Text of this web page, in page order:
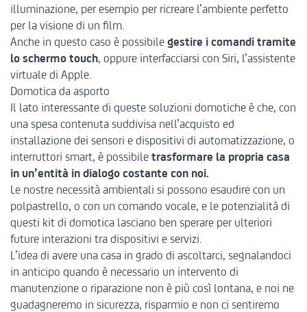
illuminazione, per esempio per ricreare l’ambiente perfetto
per la visione di un film.
Anche in questo caso è possibile gestire i comandi tramite
lo schermo touch, oppure interfacciarsi con Siri, l’assistente
virtuale di Apple.
Domotica da asporto
Il lato interessante di queste soluzioni domotiche è che, con
una spesa contenuta suddivisa nell’acquisto ed
installazione dei sensori e dispositivi di automatizzazione, o
interruttori smart, è possibile trasformare la propria casa
in un’entità in dialogo costante con noi.
Le nostre necessità ambientali si possono esaudire con un
polpastrello, o con un comando vocale, e le potenzialità di
questi kit di domotica lasciano ben sperare per ulteriori
future interazioni tra dispositivi e servizi.
L’idea di avere una casa in grado di ascoltarci, segnalandoci
in anticipo quando è necessario un intervento di
manutenzione o riparazione non è più così lontana, e noi ne
guadagneremo in sicurezza, risparmio e non ci sentiremo